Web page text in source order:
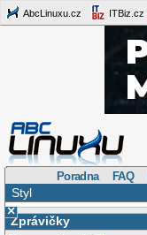
AbcLinuxu.cz ITBiz.cz
Poradna FAQ
Styl
×
Zprávičky